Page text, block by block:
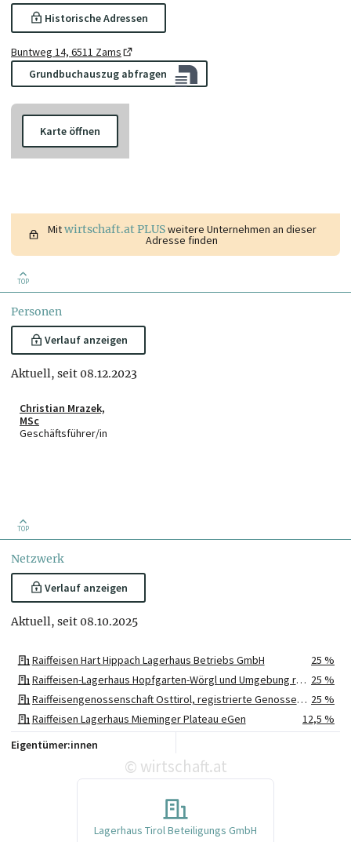
Historische Adressen
Buntweg 14, 6511 Zams
Grundbuchauszug abfragen
Karte öffnen
Mitwirtschaft.at PLUSweitere Unternehmen an dieser
Adresse finden
TOP
Personen
Verlauf anzeigen
Aktuell, seit 08.12.2023
Christian Mrazek,
MSc
Geschäftsführer/in
TOP
Netzwerk
Verlauf anzeigen
Aktuell, seit 08.10.2025
Raiffeisen Hart Hippach Lagerhaus Betriebs GmbH
25 %
Raiffeisen-Lagerhaus Hopfgarten-Wörgl und Umgebung registrierte Genossenschaft mit beschränkter Haftung 25 %
Raiffeisengenossenschaft Osttirol, registrierte Genossenschaft mit beschränkter Haftung 25 %
Raiffeisen Lagerhaus Mieminger Plateau eGen
12,5 %
Eigentümer:innen
© wirtschaft.at
Lagerhaus Tirol Beteiligungs GmbH